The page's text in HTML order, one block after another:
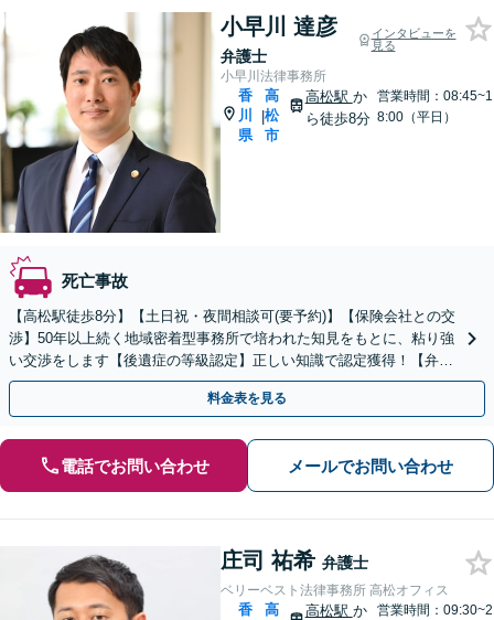
小早川 達彦
弁護士
インタビューを
見る
小早川法律事務所
香
川
県
|
高
松
市
高松駅 か
ら徒歩8分
営業時間：08:45~1
8:00（平日）
死亡事故
【高松駅徒歩8分】【土日祝・夜間相談可(要予約)】【保険会社との交
渉】50年以上続く地域密着型事務所で培われた知見をもとに、粘り強
い交渉をします【後遺症の等級認定】正しい知識で認定獲得！【弁護
士費用特約】迅速対応で結果が変わるので早期相談を
料金表を見る
電話でお問い合わせ メールでお問い合わせ
庄司 祐希 弁護士
ベリーベスト法律事務所 高松オフィス
香
高
高松駅 か
営業時間：09:30~2